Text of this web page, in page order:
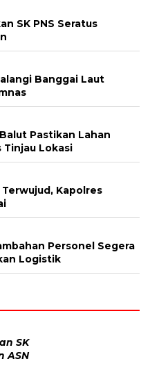
SK PNS Seratus
Banggai Laut
Pastikan Lahan
Tinjau Lokasi
Kapolres
Personel Segera
Logistik
SK
ASN